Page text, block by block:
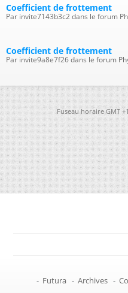
Coefficient de frottement
Par invite7143b3c2 dans le forum
Coefficient de frottement
Par invite9a8e7f26 dans le forum
Fuseau horaire GMT
- Futura - Archives -